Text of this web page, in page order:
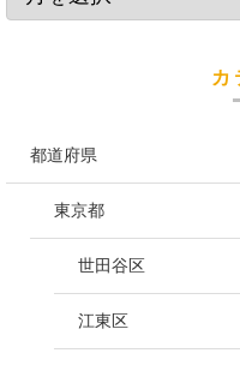
カ
都道府県
東京都
世田谷区
江東区